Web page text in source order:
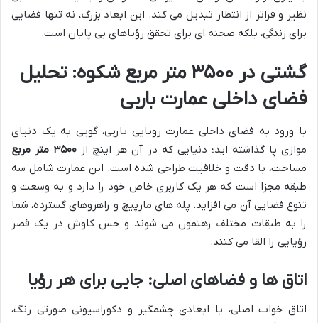
نظیر و فراتر از انتظار تبدیل می کند. این ابعاد بزرگ، نه تنها فضایی
برای زندگی، بلکه صحنه ای برای تحقق رؤیاهای بی پایان است.
گشتی در ۳۵۰۰ متر مربع شکوه: تحلیل
فضای داخلی عمارت باربی
با ورود به فضای داخلی عمارت رویایی باربی، گویی به یک دنیای
موازی پا گذاشته اید؛ دنیایی که در آن هر اینچ از ۳۵۰۰ متر مربع
مساحت، با دقت و خلاقیت طراحی شده است. این عمارت شامل سه
طبقه مجزا است که هر یک کاربری خاص خود را دارد و به وسعت و
تنوع فضایی آن می افزاید. پله های مارپیچ و راهروهای گسترده، شما
را به طبقات مختلف رهنمون می شوند و حس کاوش در یک قصر
رؤیایی را القا می کنند.
اتاق ها و فضاهای اصلی: جایی برای هر رؤیا
اتاق خواب اصلی، با ابعادی چشمگیر و دکوراسیونی صورتی رنگ،